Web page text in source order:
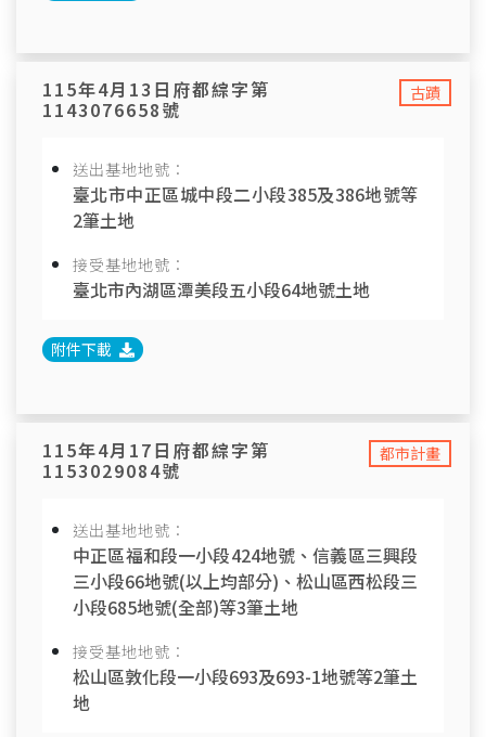
古蹟
115年4月13日府都綜字第
1143076658號
送出基地地號：
臺北市中正區城中段二小段385及386地號等
2筆土地
接受基地地號：
臺北市內湖區潭美段五小段64地號土地
附件下載
都市計畫
115年4月17日府都綜字第
1153029084號
送出基地地號：
中正區福和段一小段424地號、信義區三興段
三小段66地號(以上均部分)、松山區西松段三
小段685地號(全部)等3筆土地
接受基地地號：
松山區敦化段一小段693及693-1地號等2筆土
地